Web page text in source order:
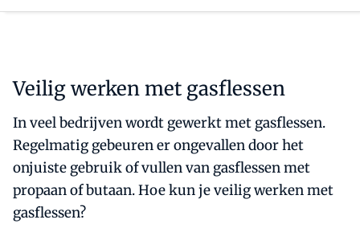
Veilig werken met gasflessen
In veel bedrijven wordt gewerkt met gasflessen.
Regelmatig gebeuren er ongevallen door het
onjuiste gebruik of vullen van gasflessen met
propaan of butaan. Hoe kun je veilig werken met
gasflessen?